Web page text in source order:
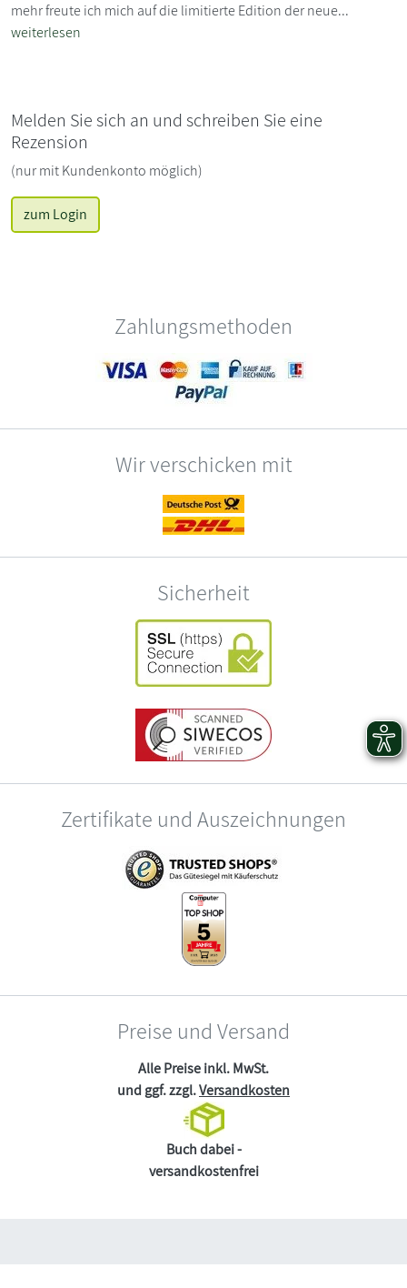
mehr freute ich mich auf die limitierte Edition der neue...
weiterlesen
Melden Sie sich an und schreiben Sie eine
Rezension
(nur mit Kundenkonto möglich)
zum Login
Zahlungsmethoden
Wir verschicken mit
Sicherheit
Zertifikate und Auszeichnungen
Preise und Versand
Alle Preise inkl. MwSt.
und ggf. zzgl.Versandkosten
Buch dabei -
versandkostenfrei